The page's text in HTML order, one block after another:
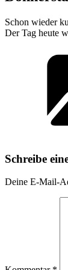
Schon wieder
Der Tag heute
Schreibe
Deine E-Mail-